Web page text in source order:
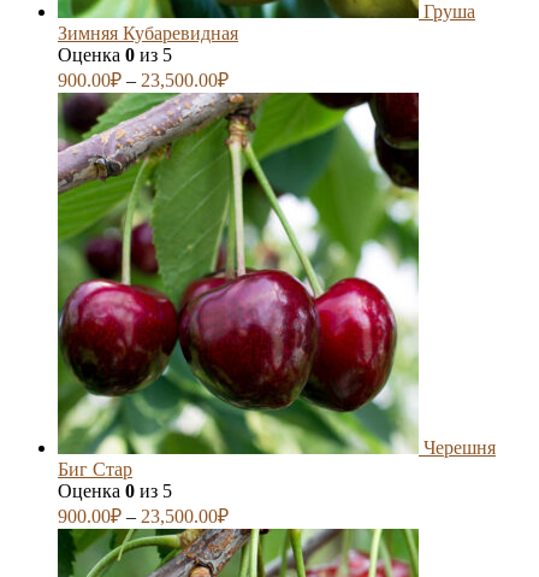
Груша
Зимняя Кубаревидная
Оценка 0 из 5
900.00₽ – 23,500.00₽
Черешня
Биг Стар
Оценка 0 из 5
900.00₽ – 23,500.00₽